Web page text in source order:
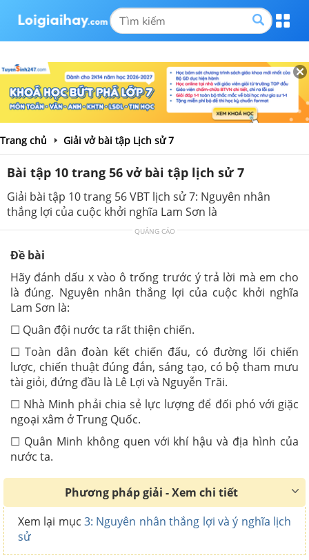
Trang chủ Giải vở bài tập Lịch sử 7
Bài tập 10 trang 56 vở bài tập lịch sử 7
Giải bài tập 10 trang 56 VBT lịch sử 7: Nguyên nhân
thắng lợi của cuộc khởi nghĩa Lam Sơn là
QUẢNG CÁO
Đề bài
Hãy đánh dấu x vào ô trống trước ý trả lời mà em cho
là đúng. Nguyên nhân thắng lợi của cuộc khởi nghĩa
Lam Sơn là:
☐ Quân đội nước ta rất thiện chiến.
☐ Toàn dân đoàn kết chiến đấu, có đường lối chiến
lược, chiến thuật đúng đắn, sáng tạo, có bộ tham mưu
tài giỏi, đứng đầu là Lê Lợi và Nguyễn Trãi.
☐ Nhà Minh phải chia sẻ lực lượng để đối phó với giặc
ngoại xâm ở Trung Quốc.
☐ Quân Minh không quen với khí hậu và địa hình của
nước ta.
Phương pháp giải - Xem chi tiết
Xem lại mục3: Nguyên nhân thắng lợi và ý nghĩa lịch
sử